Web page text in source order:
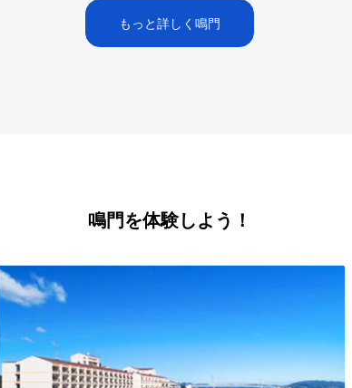
もっと詳しく鳴門
鳴門を体験しよう！